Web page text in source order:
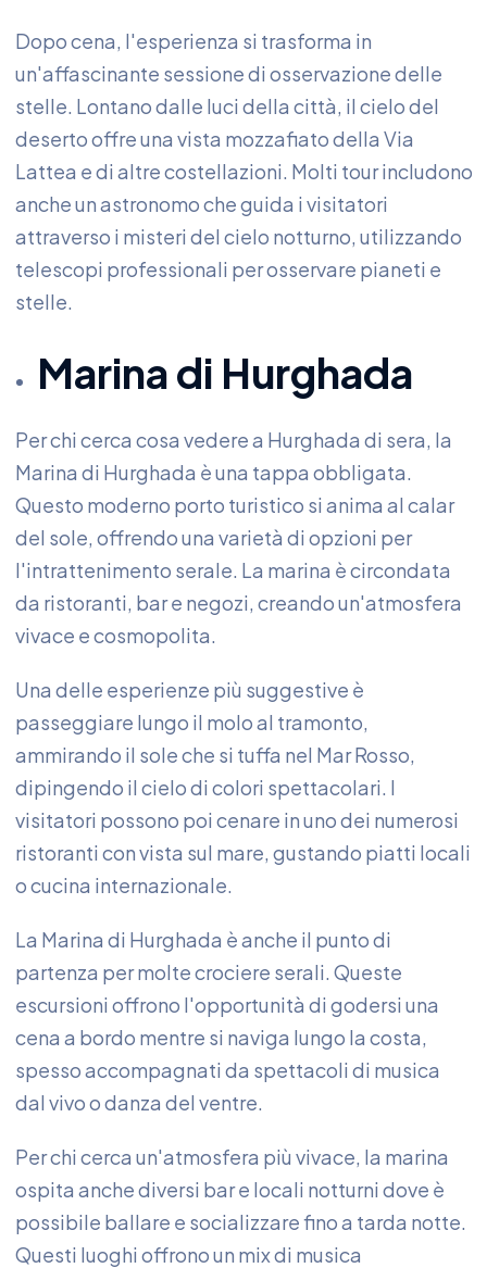
Dopo cena, l'esperienza si trasforma in
un'affascinante sessione di osservazione delle
stelle. Lontano dalle luci della città, il cielo del
deserto offre una vista mozzafiato della Via
Lattea e di altre costellazioni. Molti tour includono
anche un astronomo che guida i visitatori
attraverso i misteri del cielo notturno, utilizzando
telescopi professionali per osservare pianeti e
stelle.
Marina di Hurghada
Per chi cerca cosa vedere a Hurghada di sera, la
Marina di Hurghada è una tappa obbligata.
Questo moderno porto turistico si anima al calar
del sole, offrendo una varietà di opzioni per
l'intrattenimento serale. La marina è circondata
da ristoranti, bar e negozi, creando un'atmosfera
vivace e cosmopolita.
Una delle esperienze più suggestive è
passeggiare lungo il molo al tramonto,
ammirando il sole che si tuffa nel Mar Rosso,
dipingendo il cielo di colori spettacolari. I
visitatori possono poi cenare in uno dei numerosi
ristoranti con vista sul mare, gustando piatti locali
o cucina internazionale.
La Marina di Hurghada è anche il punto di
partenza per molte crociere serali. Queste
escursioni offrono l'opportunità di godersi una
cena a bordo mentre si naviga lungo la costa,
spesso accompagnati da spettacoli di musica
dal vivo o danza del ventre.
Per chi cerca un'atmosfera più vivace, la marina
ospita anche diversi bar e locali notturni dove è
possibile ballare e socializzare fino a tarda notte.
Questi luoghi offrono un mix di musica